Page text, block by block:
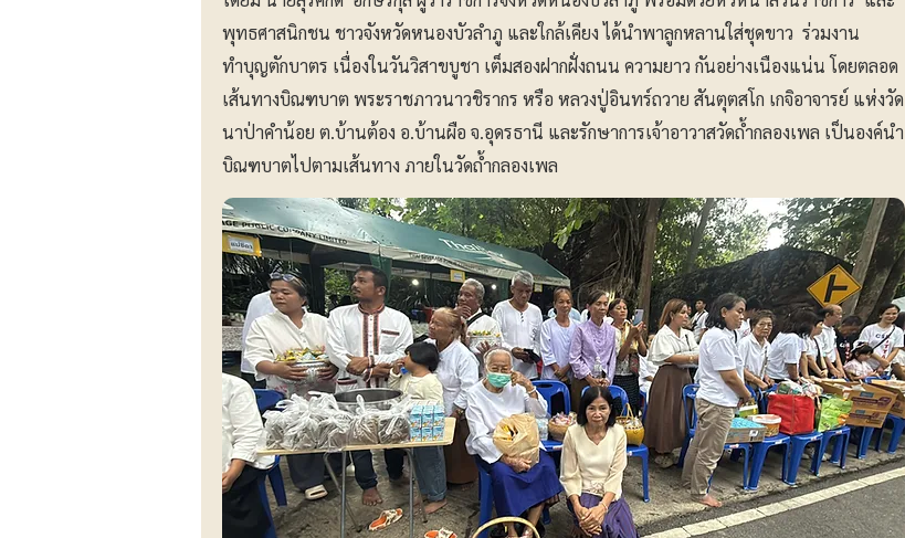
พุทธศาสนิกชน ชาวจังหวัดหนองบัวลำภู และใกล้เคียง ได้นำพาลูกหลานใส่ชุดขาว ร่วมงาน
ทำบุญตักบาตร เนื่องในวันวิสาขบูชา เต็มสองฝากฝั่งถนน ความยาว กันอย่างเนืองแน่น โดยตลอด
เส้นทางบิณฑบาต พระราชภาวนาวชิรากร หรือ หลวงปู่อินทร์ถวาย สันตุตสโก เกจิอาจารย์ แห่งวัด
นาป่าคำน้อย ต.บ้านต้อง อ.บ้านผือ จ.อุดรธานี และรักษาการเจ้าอาวาสวัดถ้ำกลองเพล เป็นองค์นำ
บิณฑบาตไปตามเส้นทาง ภายในวัดถ้ำกลองเพล